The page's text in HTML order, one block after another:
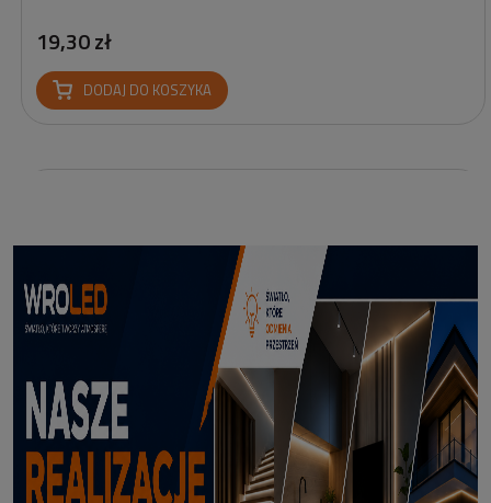
19,30 zł
DODAJ DO KOSZYKA
Profil led podtynkowy GK18-3 czarny 3m